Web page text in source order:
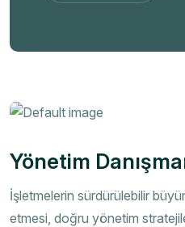
İletişim
Yönetim
İşletmelerin sürdürülebilir
etmesi, doğru yönetim